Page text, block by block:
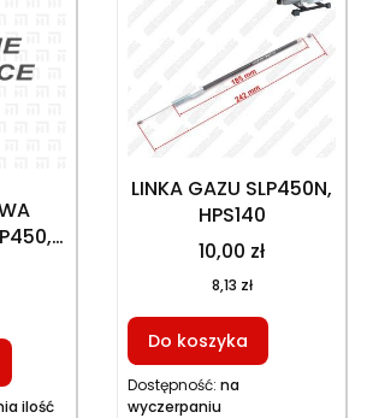
BCD
ilość
LINKA GAZU SLP450N,
HPS140
10,00 zł
8,13 zł
Do koszyka
Dostępność: na
wyczerpaniu